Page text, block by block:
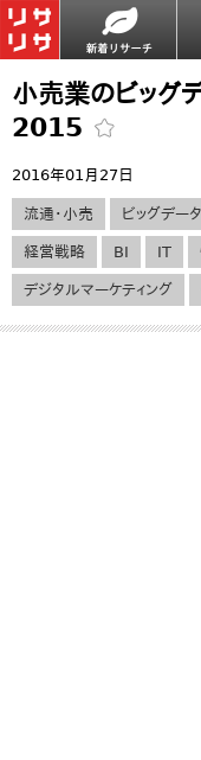
小売業のビッグ
2015
2016年01月27日
流通・小売 ビッグデータ
経営戦略 BI IT
デジタルマーケティング